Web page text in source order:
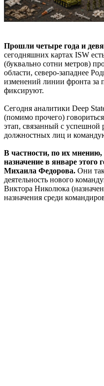
Прошли четыре года и
сегодняшних картах ISW
(буквально сотни метров)
области, северо-западнее
изменений линии фронта за
фиксируют.
Сегодня аналитики Deep
(помимо прочего)
этап, связанный с успешной
должностных лиц и
В частности, по их
назначение в январе
Михаила Федорова. Они
деятельность нового
Виктора Николюка
назначения среди